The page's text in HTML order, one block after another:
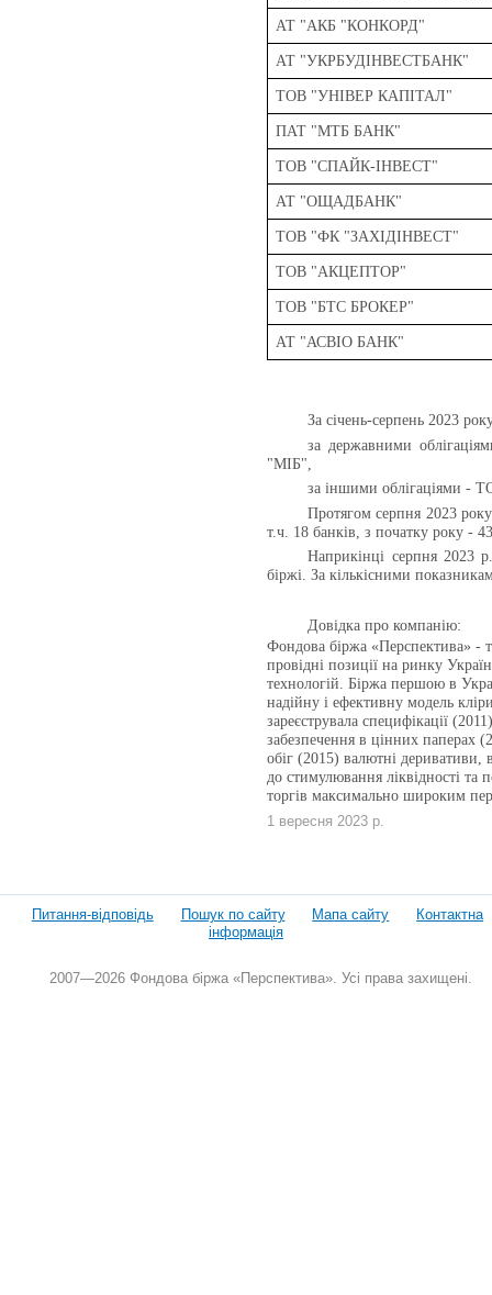
АТ "АКБ "КОНКОРД"
АТ "УКРБУДІНВЕСТБАНК"
ТОВ "УНІВЕР КАПІТАЛ"
ПАТ "МТБ БАНК"
ТОВ "СПАЙК-ІНВЕСТ"
АТ "ОЩАДБАНК"
ТОВ "ФК "ЗАХІДІНВЕСТ"
ТОВ "АКЦЕПТОР"
ТОВ "БТС БРОКЕР"
АТ "АСВІО БАНК"
За січень-серпень 2023
за державними
"МІБ",
за іншими
Протягом серпня 2023
т.ч. 18 банків, з початку року -
Наприкінці серпня 2023
біржі. За кількісними
Довідка про компанію:
Фондова біржа «Перспектива» -
провідні позиції на ринку
технологій. Біржа першою в
надійну і ефективну модель
зареєструвала специфікації
забезпечення в цінних паперах
обіг (2015) валютні деривативи,
до стимулювання ліквідності та
торгів максимально широким
1 вересня 2023 р.
Питання-відповідь Пошук по сайту Мапа сайту
Контактна
інформація
2007—2026 Фондова біржа «Перспектива». Усі права захищені.